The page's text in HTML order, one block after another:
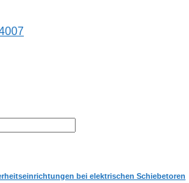
bei elektrischen Schiebetoren